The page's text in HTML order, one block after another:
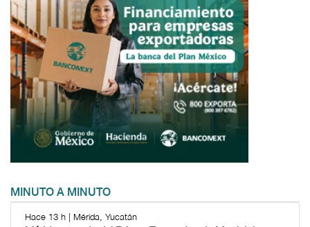
MINUTO A MINUTO
Hace 13 h | Mérida, Yucatán